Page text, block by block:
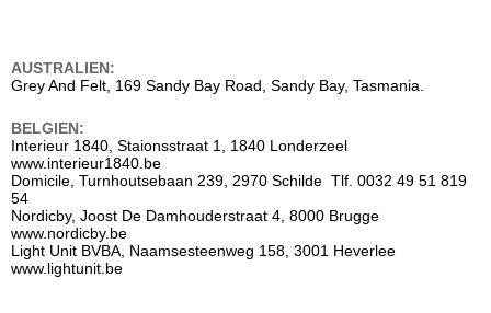
AUSTRALIEN:
Grey And Felt, 169 Sandy Bay Road, Sandy Bay, Tasmania.
BELGIEN:
Interieur 1840, Staionsstraat 1, 1840 Londerzeel
www.interieur1840.be
Domicile, Turnhoutsebaan 239, 2970 Schilde Tlf. 0032 49 51 819
54
Nordicby, Joost De Damhouderstraat 4, 8000 Brugge
www.nordicby.be
Light Unit BVBA, Naamsesteenweg 158, 3001 Heverlee
www.lightunit.be